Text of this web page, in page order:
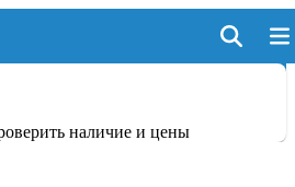
наличие и цены